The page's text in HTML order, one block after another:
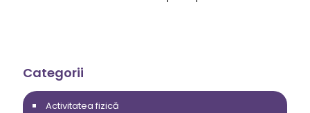
Categorii
Activitatea fizică